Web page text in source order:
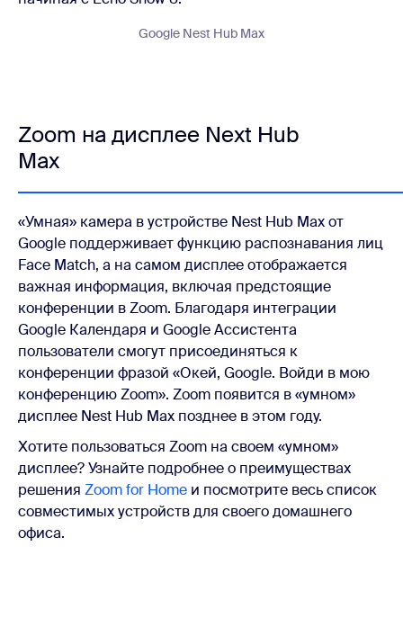
Google Nest Hub Max
Zoom на дисплее Next Hub
Max
«Умная» камера в устройстве Nest Hub Max от
Google поддерживает функцию распознавания лиц
Face Match, а на самом дисплее отображается
важная информация, включая предстоящие
конференции в Zoom. Благодаря интеграции
Google Календаря и Google Ассистента
пользователи смогут присоединяться к
конференции фразой «Окей, Google. Войди в мою
конференцию Zoom». Zoom появится в «умном»
дисплее Nest Hub Max позднее в этом году.
Хотите пользоваться Zoom на своем «умном»
дисплее? Узнайте подробнее о преимуществах
решения Zoom for Home и посмотрите весь список
совместимых устройств для своего домашнего
офиса.